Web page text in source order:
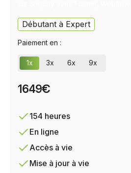
Débutant à Expert
Paiement en :
1x 3x 6x 9x
1649€
154 heures
En ligne
Accès à vie
Mise à jour à vie